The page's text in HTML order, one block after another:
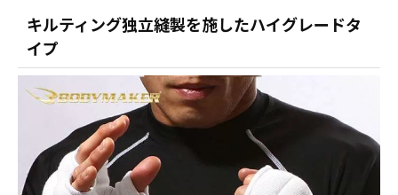
キルティング独立縫製を施したハイグレードタ
イプ